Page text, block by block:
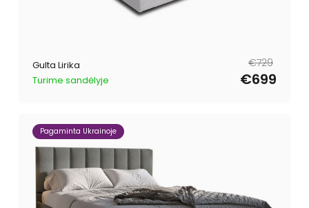
Gulta Lirika
Turime sandėlyje
Parastā€729
Pārdošanas
€699
Pagaminta Ukrainoje